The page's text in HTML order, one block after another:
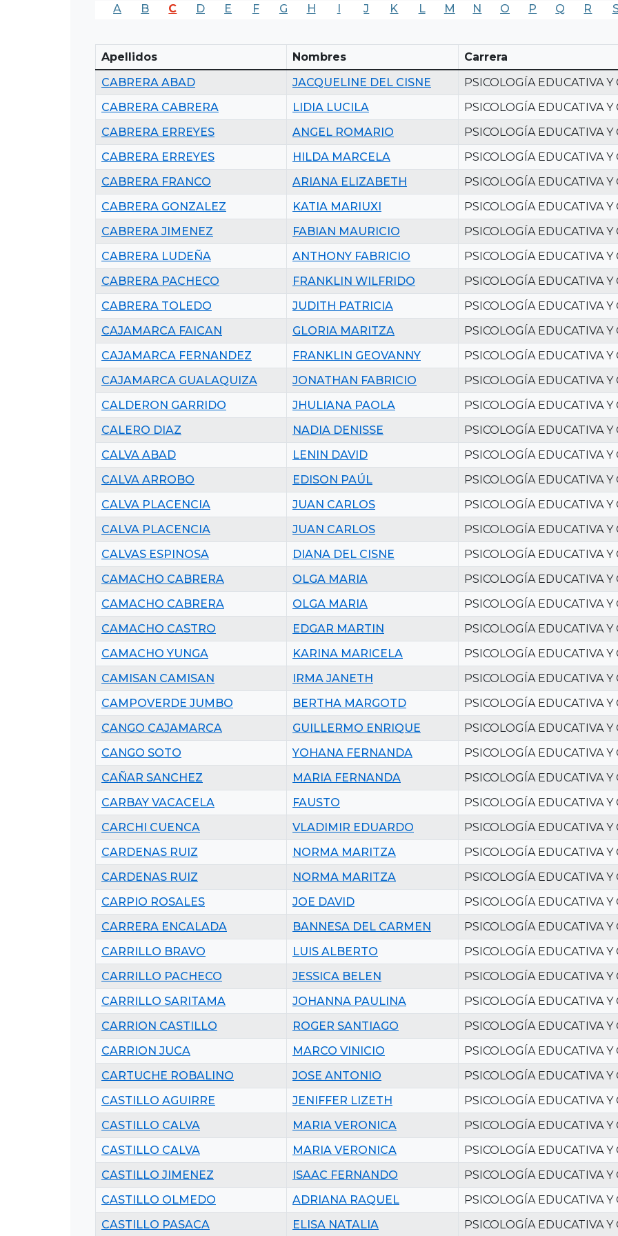
A B C D E F G H I J K L M N O P Q R
Apellidos Nombres
Carrera
CABRERA ABAD
JACQUELINE DEL CISNE
PSICOLOGÍA EDUCATIVA
CABRERA CABRERA
LIDIA LUCILA
PSICOLOGÍA EDUCATIVA
CABRERA ERREYES
ANGEL ROMARIO
PSICOLOGÍA EDUCATIVA
CABRERA ERREYES
HILDA MARCELA
PSICOLOGÍA EDUCATIVA
CABRERA FRANCO
ARIANA ELIZABETH
PSICOLOGÍA EDUCATIVA
CABRERA GONZALEZ
KATIA MARIUXI
PSICOLOGÍA EDUCATIVA
CABRERA JIMENEZ
FABIAN MAURICIO
PSICOLOGÍA EDUCATIVA
CABRERA LUDEÑA
ANTHONY FABRICIO
PSICOLOGÍA EDUCATIVA
CABRERA PACHECO
FRANKLIN WILFRIDO
PSICOLOGÍA EDUCATIVA
CABRERA TOLEDO
JUDITH PATRICIA
PSICOLOGÍA EDUCATIVA
CAJAMARCA FAICAN
GLORIA MARITZA
PSICOLOGÍA EDUCATIVA
CAJAMARCA FERNANDEZ
FRANKLIN GEOVANNY
PSICOLOGÍA EDUCATIVA
CAJAMARCA GUALAQUIZA
JONATHAN FABRICIO
PSICOLOGÍA EDUCATIVA
CALDERON GARRIDO
JHULIANA PAOLA
PSICOLOGÍA EDUCATIVA
CALERO DIAZ
NADIA DENISSE
PSICOLOGÍA EDUCATIVA
CALVA ABAD
LENIN DAVID
PSICOLOGÍA EDUCATIVA
CALVA ARROBO
EDISON PAÚL
PSICOLOGÍA EDUCATIVA
CALVA PLACENCIA
JUAN CARLOS
PSICOLOGÍA EDUCATIVA
CALVA PLACENCIA
JUAN CARLOS
PSICOLOGÍA EDUCATIVA
CALVAS ESPINOSA
DIANA DEL CISNE
PSICOLOGÍA EDUCATIVA
CAMACHO CABRERA
OLGA MARIA
PSICOLOGÍA EDUCATIVA
CAMACHO CABRERA
OLGA MARIA
PSICOLOGÍA EDUCATIVA
CAMACHO CASTRO
EDGAR MARTIN
PSICOLOGÍA EDUCATIVA
CAMACHO YUNGA
KARINA MARICELA
PSICOLOGÍA EDUCATIVA
CAMISAN CAMISAN
IRMA JANETH
PSICOLOGÍA EDUCATIVA
CAMPOVERDE JUMBO
BERTHA MARGOTD
PSICOLOGÍA EDUCATIVA
CANGO CAJAMARCA
GUILLERMO ENRIQUE
PSICOLOGÍA EDUCATIVA
CANGO SOTO
YOHANA FERNANDA
PSICOLOGÍA EDUCATIVA
CAÑAR SANCHEZ
MARIA FERNANDA
PSICOLOGÍA EDUCATIVA
CARBAY VACACELA
FAUSTO
PSICOLOGÍA EDUCATIVA
CARCHI CUENCA
VLADIMIR EDUARDO
PSICOLOGÍA EDUCATIVA
CARDENAS RUIZ
NORMA MARITZA
PSICOLOGÍA EDUCATIVA
CARDENAS RUIZ
NORMA MARITZA
PSICOLOGÍA EDUCATIVA
CARPIO ROSALES
JOE DAVID
PSICOLOGÍA EDUCATIVA
CARRERA ENCALADA
BANNESA DEL CARMEN
PSICOLOGÍA EDUCATIVA
CARRILLO BRAVO
LUIS ALBERTO
PSICOLOGÍA EDUCATIVA
CARRILLO PACHECO
JESSICA BELEN
PSICOLOGÍA EDUCATIVA
CARRILLO SARITAMA
JOHANNA PAULINA
PSICOLOGÍA EDUCATIVA
CARRION CASTILLO
ROGER SANTIAGO
PSICOLOGÍA EDUCATIVA
CARRION JUCA
MARCO VINICIO
PSICOLOGÍA EDUCATIVA
CARTUCHE ROBALINO
JOSE ANTONIO
PSICOLOGÍA EDUCATIVA
CASTILLO AGUIRRE
JENIFFER LIZETH
PSICOLOGÍA EDUCATIVA
CASTILLO CALVA
MARIA VERONICA
PSICOLOGÍA EDUCATIVA
CASTILLO CALVA
MARIA VERONICA
PSICOLOGÍA EDUCATIVA
CASTILLO JIMENEZ
ISAAC FERNANDO
PSICOLOGÍA EDUCATIVA
CASTILLO OLMEDO
ADRIANA RAQUEL
PSICOLOGÍA EDUCATIVA
CASTILLO PASACA
ELISA NATALIA PSICOLOGÍA EDUCATIVA